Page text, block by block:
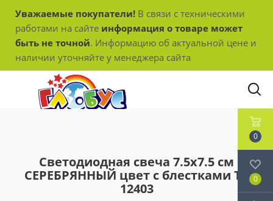
Уважаемые покупатели! В связи с техническими
работами на сайте информация о товаре может
быть не точной. Информацию об актуальной цене и
наличии уточняйте у менеджера сайта
Светодиодная свеча 7.5х7.5 см
СЕРЕБРЯННЫЙ цвет с блестками TZ
12403
0
0